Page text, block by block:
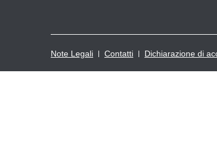
Note Legali Contatti Dichiarazione di